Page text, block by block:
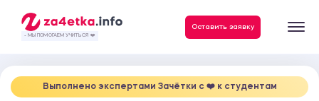
- МЫ ПОМОГАЕМ УЧИТЬСЯ ❤️
Оставить заявку
Выполнено экспертами Зачётки c ❤️ к студентам